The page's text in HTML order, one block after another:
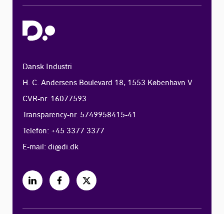
Dansk Industri
H. C. Andersens Boulevard 18, 1553 København V
CVR-nr. 16077593
Transparency-nr. 5749958415-41
Telefon: +45 3377 3377
E-mail:di@di.dk